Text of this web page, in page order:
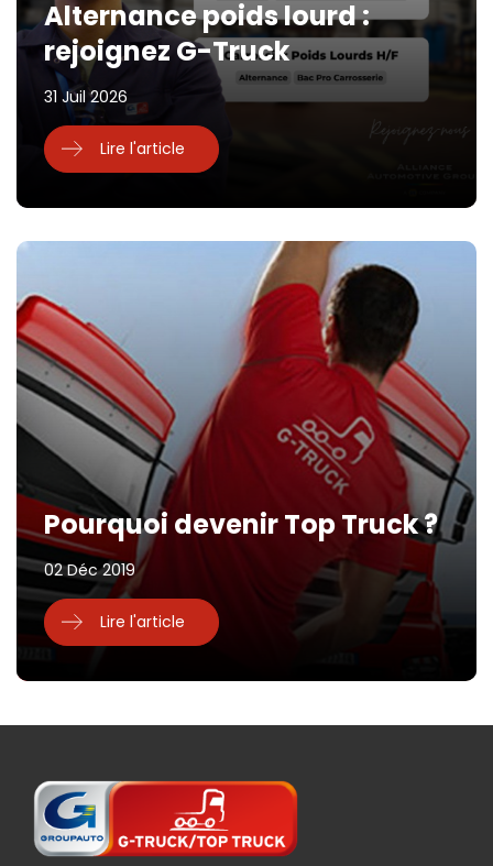
Alternance poids lourd :
rejoignez G-Truck
31 Juil 2026
Lire l'article
Pourquoi devenir Top Truck ?
02 Déc 2019
Lire l'article